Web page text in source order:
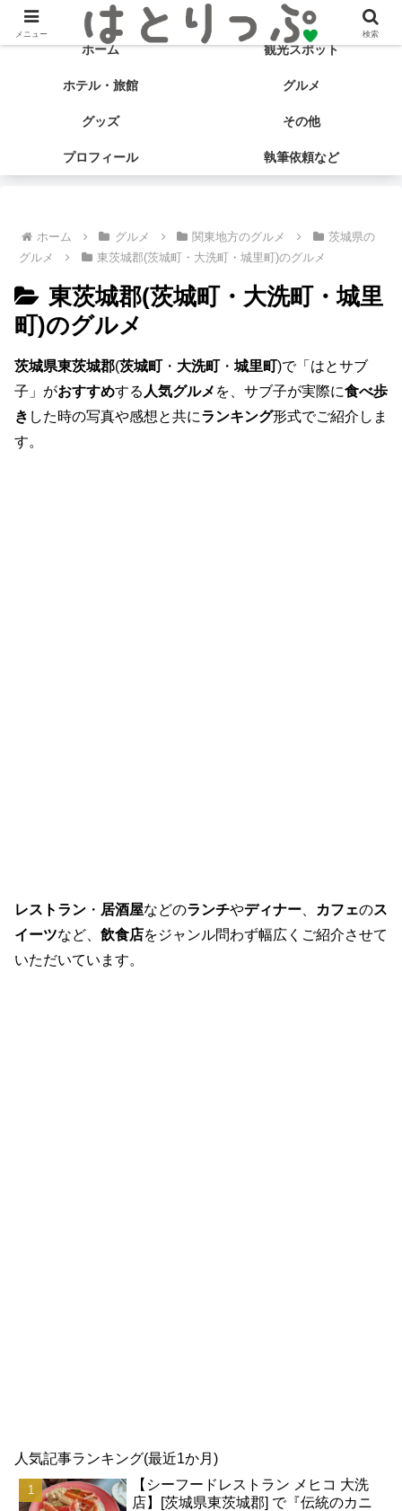
旅する食いしん坊♡ はとサブ子の国内旅行＆グルメブログ
ホーム 観光スポット
ホテル・旅館 グルメ
グッズ その他
プロフィール 執筆依頼など
ホーム グルメ 関東地方のグルメ
茨城県の
グルメ
東茨城郡(茨城町・大洗町・城里町)のグルメ
東茨城郡(茨城町・大洗町・城里
町)のグルメ
茨城県東茨城郡(茨城町・ 大洗町・ 城里町)で「はとサブ
子」がおすすめする 人気グルメ を、サブ子が実際に食べ歩
き した時の写真や感想と共にランキング形式でご紹介しま
す。
レストラン ・ 居酒屋などのランチやディナー カフェのス
イーツなど、 飲食店をジャンル問わず幅広くご紹介させて
いただいています。
人気記事ランキング(最近1か月)
【シーフードレストラン メヒコ 大洗
店】[茨城県東茨城郡] で『伝統のカニ
メニュー 検索